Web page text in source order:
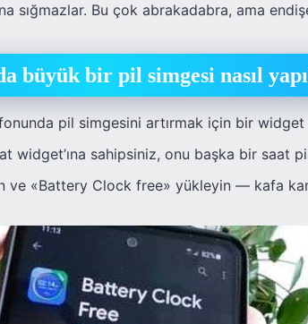
sığmazlar. Bu çok abrakadabra, ama
büyük bir pil simgesi nasıl
pil simgesini artırmak için bir widget
widget’ına sahipsiniz, onu başka bir saat
ve «Battery Clock free» yükleyin — kafa